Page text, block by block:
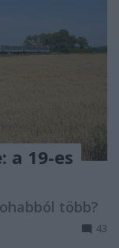
a 19-es
több?
43